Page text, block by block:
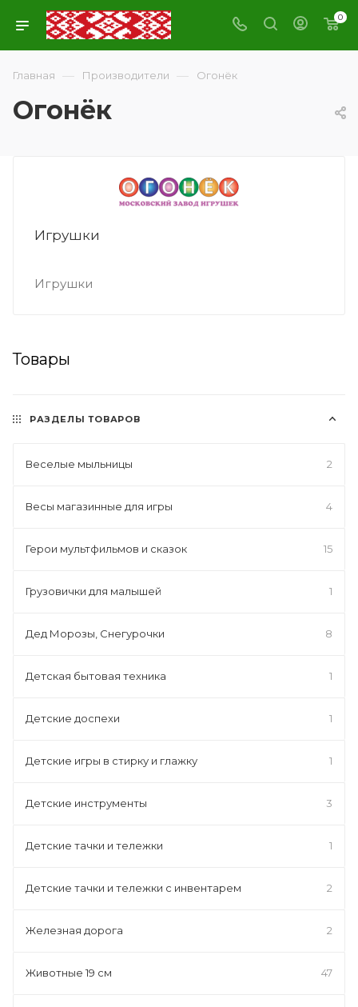
0
Главная — Производители — Огонёк
Огонёк
Игрушки
Игрушки
Товары
РАЗДЕЛЫ ТОВАРОВ
Веселые мыльницы 2
Весы магазинные для игры 4
Герои мультфильмов и сказок 15
Грузовички для малышей 1
Дед Морозы, Снегурочки 8
Детская бытовая техника 1
Детские доспехи 1
Детские игры в стирку и глажку 1
Детские инструменты 3
Детские тачки и тележки 1
Детские тачки и тележки с инвентарем 2
Железная дорога 2
Животные 19 см 47